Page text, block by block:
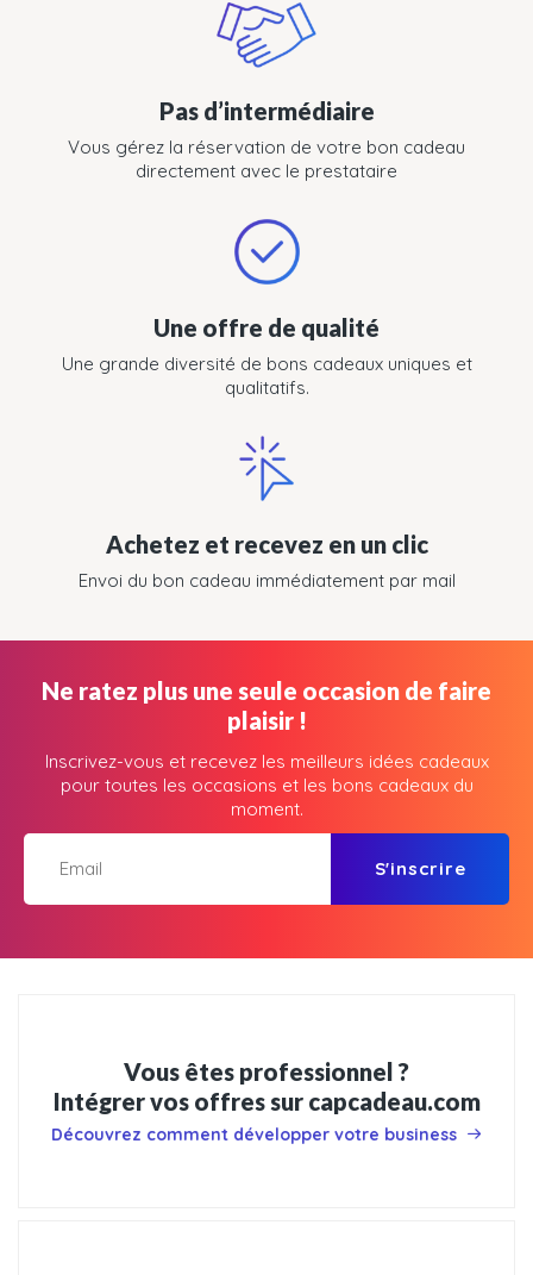
Pas d’intermédiaire
Vous gérez la réservation de votre bon cadeau
directement avec le prestataire
Une offre de qualité
Une grande diversité de bons cadeaux uniques et
qualitatifs.
Achetez et recevez en un clic
Envoi du bon cadeau immédiatement par mail
Ne ratez plus une seule occasion de faire
plaisir !
Inscrivez-vous et recevez les meilleurs idées cadeaux
pour toutes les occasions et les bons cadeaux du
moment.
S'inscrire
Vous êtes professionnel ?
Intégrer vos offres sur capcadeau.com
Découvrez comment développer votre business